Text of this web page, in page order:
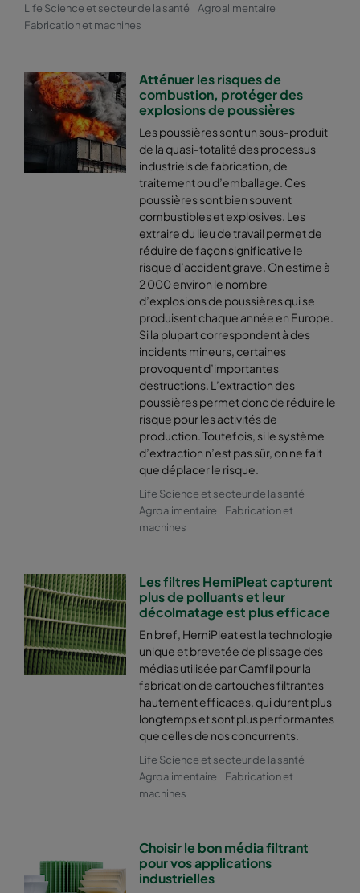
Life Science et secteur de la santé
Agroalimentaire
Fabrication et machines
Atténuer les risques de
combustion, protéger des
explosions de poussières
Les poussières sont un sous-produit
de la quasi-totalité des processus
industriels de fabrication, de
traitement ou d’emballage. Ces
poussières sont bien souvent
combustibles et explosives. Les
extraire du lieu de travail permet de
réduire de façon significative le
risque d’accident grave. On estime à
2 000 environ le nombre
d’explosions de poussières qui se
produisent chaque année en Europe.
Si la plupart correspondent à des
incidents mineurs, certaines
provoquent d’importantes
destructions. L’extraction des
poussières permet donc de réduire le
risque pour les activités de
production. Toutefois, si le système
d’extraction n’est pas sûr, on ne fait
que déplacer le risque.
Life Science et secteur de la santé
Agroalimentaire
Fabrication et
machines
Les filtres HemiPleat capturent
plus de polluants et leur
décolmatage est plus efficace
En bref, HemiPleat est la technologie
unique et brevetée de plissage des
médias utilisée par Camfil pour la
fabrication de cartouches filtrantes
hautement efficaces, qui durent plus
longtemps et sont plus performantes
que celles de nos concurrents.
Life Science et secteur de la santé
Agroalimentaire
Fabrication et
machines
Choisir le bon média filtrant
pour vos applications
industrielles